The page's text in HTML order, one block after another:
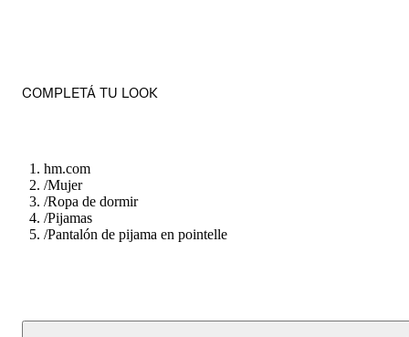
COMPLETÁ TU LOOK
hm.com
/Mujer
/Ropa de dormir
/Pijamas
/Pantalón de pijama en pointelle